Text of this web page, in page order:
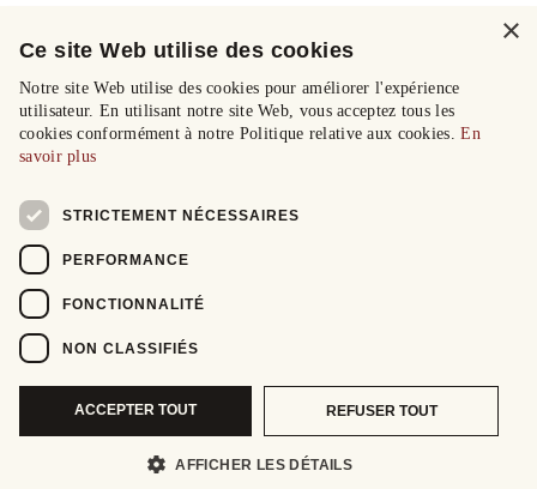
×
Ce site Web utilise des cookies
Notre site Web utilise des cookies pour améliorer l'expérience
utilisateur. En utilisant notre site Web, vous acceptez tous les
cookies conformément à notre Politique relative aux cookies.En
savoir plus
STRICTEMENT NÉCESSAIRES
PERFORMANCE
FONCTIONNALITÉ
NON CLASSIFIÉS
ACCEPTER TOUT REFUSER TOUT
AFFICHER LES DÉTAILS